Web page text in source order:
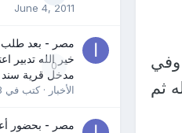
وفي
ثم
June 4, 2011
0
مصر - بعد طلب
خير الله تدبير
مدخل قرية سند
الأخبار · كتب في
مصر - بحضور